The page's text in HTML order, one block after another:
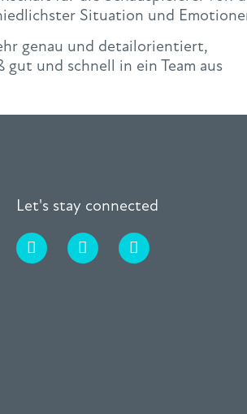
Situation und
genau und detailorientiert,
und schnell in ein Team aus
Let's stay connected